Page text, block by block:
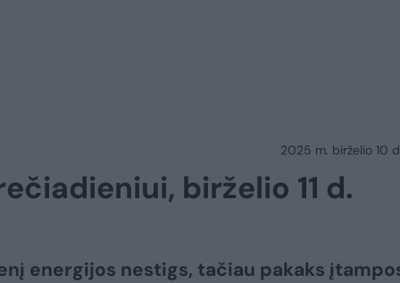
2025 m. birželio 10
birželio 11 d.
energijos nestigs, tačiau pakaks